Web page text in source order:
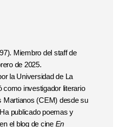
Miembro del staff de
de 2025.
la Universidad de La
como investigador literario
Martianos (CEM) desde su
publicado poemas y
el blog de cineEn